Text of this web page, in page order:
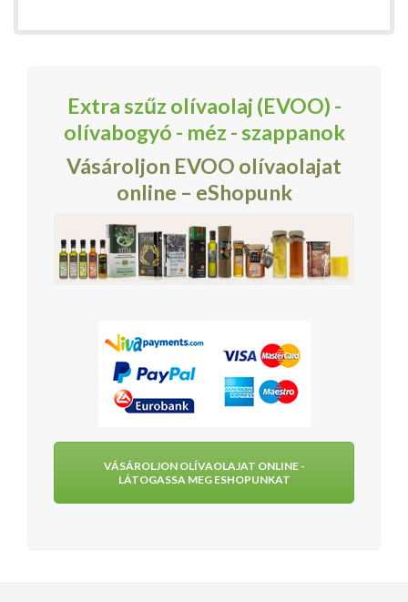
Extra szűz olívaolaj (EVOO) -
olívabogyó - méz - szappanok
Vásároljon EVOO olívaolajat
online – eShopunk
VÁSÁROLJON OLÍVAOLAJAT ONLINE -
LÁTOGASSA MEG ESHOPUNKAT